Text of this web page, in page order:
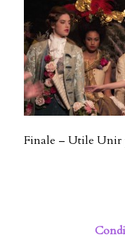
Finale – Utile Unir